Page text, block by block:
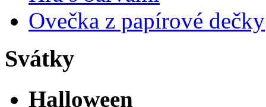
Ovečka z papírové dečky
Svátky
Halloween